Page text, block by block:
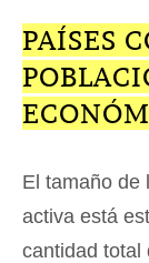
PAÍSES
El tamaño de
activa está
cantidad total